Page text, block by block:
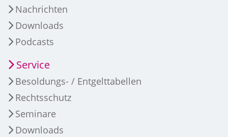
Nachrichten
Downloads
Podcasts
Service
Besoldungs- / Entgelttabellen
Rechtsschutz
Seminare
Downloads